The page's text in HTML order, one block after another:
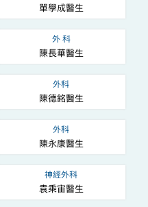
單學成醫生
外 科
陳長華醫生
外科
陳德銘醫生
外科
陳永康醫生
神經外科
袁乘宙醫生